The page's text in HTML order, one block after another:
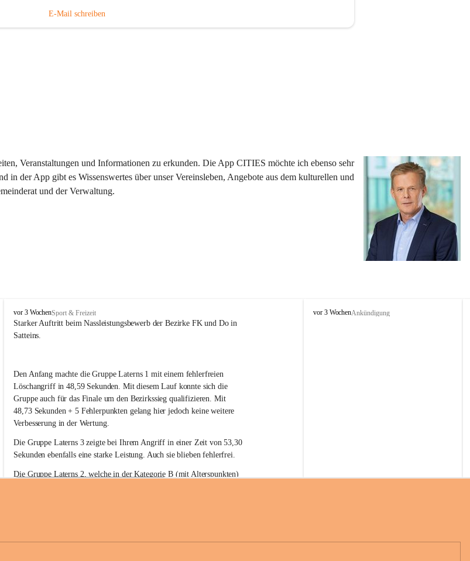
E-Mail schreiben
Veranstaltungen und Informationen zu erkunden. Die App CITIES möchte ich ebenso sehr
der App gibt es Wissenswertes über unser Vereinsleben, Angebote aus dem kulturellen und
und der Verwaltung.
F
r
e
l
l
i
g
e
F
e
u
e
r
w
t
vor 3 WochenSport & Freizeit
Starker Auftritt beim Nassleistungsbewerb der Bezirke FK und Do in
Satteins.
Den Anfang machte die Gruppe Laterns 1 mit einem fehlerfreien
Löschangriff in 48,59 Sekunden. Mit diesem Lauf konnte sich die
Gruppe auch für das Finale um den Bezirkssieg qualifizieren. Mit
48,73 Sekunden + 5 Fehlerpunkten gelang hier jedoch keine weitere
Verbesserung in der Wertung.
Die Gruppe Laterns 3 zeigte bei Ihrem Angriff in einer Zeit von 53,30
Sekunden ebenfalls eine starke Leistung. Auch sie blieben fehlerfrei.
Die Gruppe Laterns 2, welche in der Kategorie B (mit Alterspunkten)
L
vor 3 WochenAnkündigung